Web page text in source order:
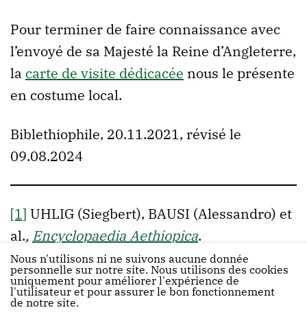
Pour terminer de faire connaissance avec
l’envoyé de sa Majesté la Reine d’Angleterre,
la carte de visite dédicacée nous le présente
en costume local.
Biblethiophile, 20.11.2021, révisé le
09.08.2024
[1] UHLIG (Siegbert), BAUSI (Alessandro) et
al., Encyclopaedia Aethiopica.
Nous n'utilisons ni ne suivons aucune donnée
personnelle sur notre site. Nous utilisons des cookies
uniquement pour améliorer l'expérience de
l'utilisateur et pour assurer le bon fonctionnement
de notre site.